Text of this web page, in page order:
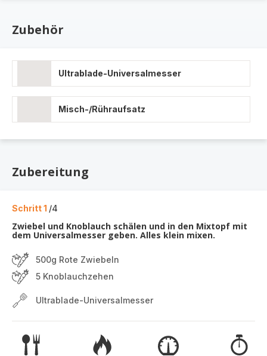
Zubehör
Ultrablade-Universalmesser
Misch-/Rühraufsatz
Zubereitung
Schritt 1 /4
Zwiebel und Knoblauch schälen und in den Mixtopf mit
dem Universalmesser geben. Alles klein mixen.
500g Rote Zwiebeln
5 Knoblauchzehen
Ultrablade-Universalmesser